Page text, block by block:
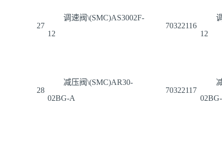
27
调速阀\(SMC)AS3002F-
12
70322116
12
28
减压阀\(SMC)AR30-
02BG-A
70322117